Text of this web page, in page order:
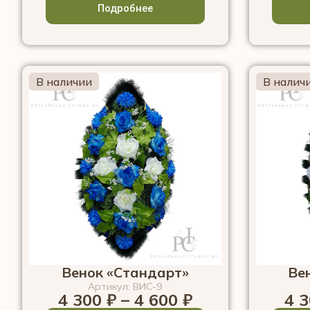
Подробнее
Венок «Стандарт»
Артикул: ВИС-9
4 300 ₽ – 4 600 ₽
В наличии
4
В